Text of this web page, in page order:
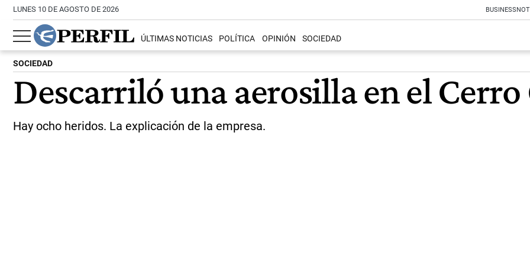
LUNES 10 DE AGOSTO DE 2026 BUSINESS
ÚLTIMAS NOTICIAS POLÍTICA OPINIÓN SOCIEDAD
SOCIEDAD
Descarriló una aerosilla en el
Hay ocho heridos. La explicación de la empresa.